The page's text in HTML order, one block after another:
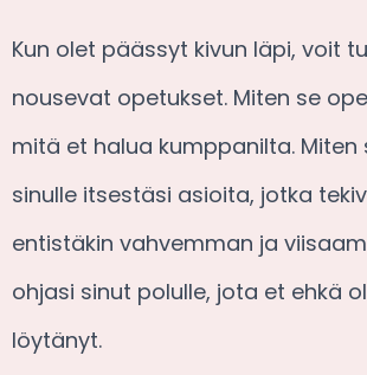
Kun olet päässyt kivun läpi, voit
nousevat opetukset. Miten se
mitä et halua kumppanilta. Miten
sinulle itsestäsi asioita, jotka
entistäkin vahvemman ja
ohjasi sinut polulle, jota et ehkä
löytänyt.